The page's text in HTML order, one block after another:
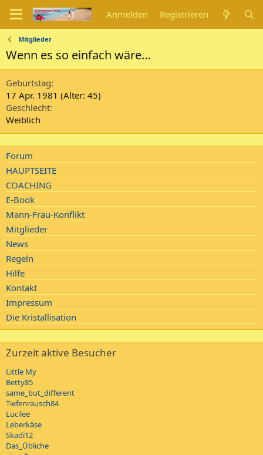
Anmelden Registrieren
Mitglieder
Wenn es so einfach wäre…
Geburtstag
17 Apr. 1981 (Alter: 45)
Geschlecht
Weiblich
Forum
HAUPTSEITE
COACHING
E-Book
Mann-Frau-Konflikt
Mitglieder
News
Regeln
Hilfe
Kontakt
Impressum
Die Kristallisation
Zurzeit aktive Besucher
Little My
Betty85
same_but_different
Tiefenrausch84
Lucilee
Leberkäse
Skadi12
Das_Übliche